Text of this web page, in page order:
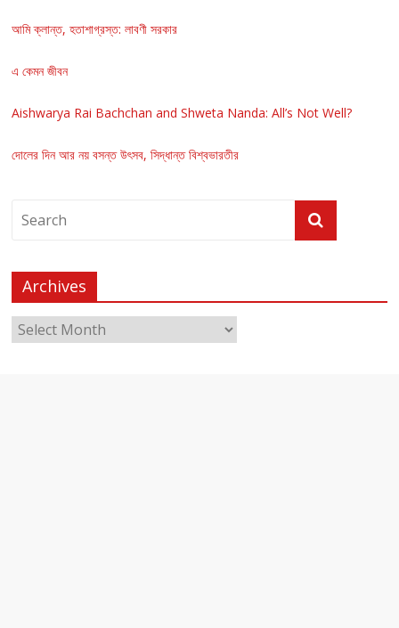
আমি ক্লান্ত, হতাশাগ্রস্ত: লাবণী সরকার
এ কেমন জীবন
Aishwarya Rai Bachchan and Shweta Nanda: All’s Not Well?
দোলের দিন আর নয় বসন্ত উৎসব, সিদ্ধান্ত বিশ্বভারতীর
Archives